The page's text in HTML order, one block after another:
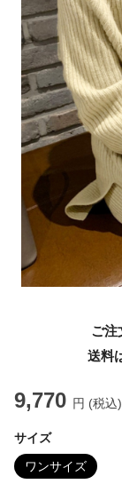
ご注
送料
9,770 円 (税込)
サイズ
ワンサイズ